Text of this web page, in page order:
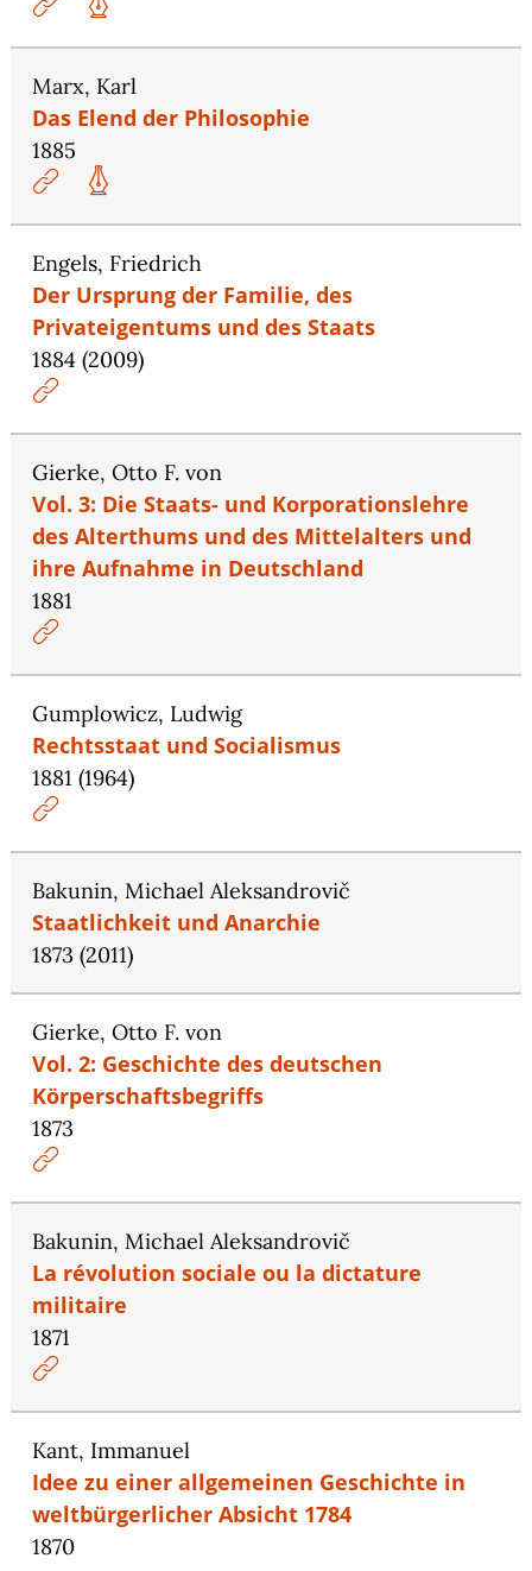
Marx, Karl
Das Elend der Philosophie
1885
Engels, Friedrich
Der Ursprung der Familie, des
Privateigentums und des Staats
1884 (2009)
Gierke, Otto F. von
Vol. 3: Die Staats- und Korporationslehre
des Alterthums und des Mittelalters und
ihre Aufnahme in Deutschland
1881
Gumplowicz, Ludwig
Rechtsstaat und Socialismus
1881 (1964)
Bakunin, Michael Aleksandrovič
Staatlichkeit und Anarchie
1873 (2011)
Gierke, Otto F. von
Vol. 2: Geschichte des deutschen
Körperschaftsbegriffs
1873
Bakunin, Michael Aleksandrovič
La révolution sociale ou la dictature
militaire
1871
Kant, Immanuel
Idee zu einer allgemeinen Geschichte in
weltbürgerlicher Absicht 1784
1870